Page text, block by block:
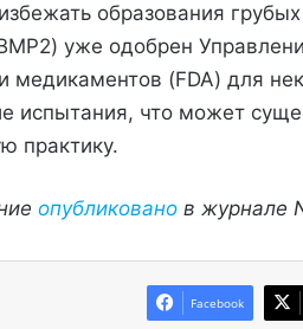
образования
уже одобрен
медикаментов (FDA) для
испытания, что может
практику.
опубликованов журнале
Facebook